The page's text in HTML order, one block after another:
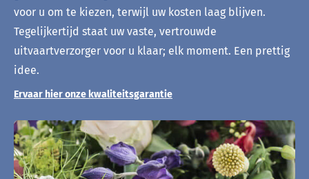
voor u om te kiezen, terwijl uw kosten laag blijven.
Tegelijkertijd staat uw vaste, vertrouwde
uitvaartverzorger voor u klaar; elk moment. Een prettig
idee.
Ervaar hier onze kwaliteitsgarantie